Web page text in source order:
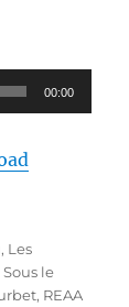
00:00
, Les
Sous le
, REAA